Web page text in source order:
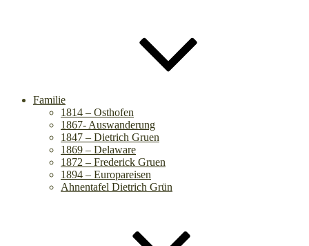
Familie
1814 – Osthofen
1867- Auswanderung
1847 – Dietrich Gruen
1869 – Delaware
1872 – Frederick Gruen
1894 – Europareisen
Ahnentafel Dietrich Grün